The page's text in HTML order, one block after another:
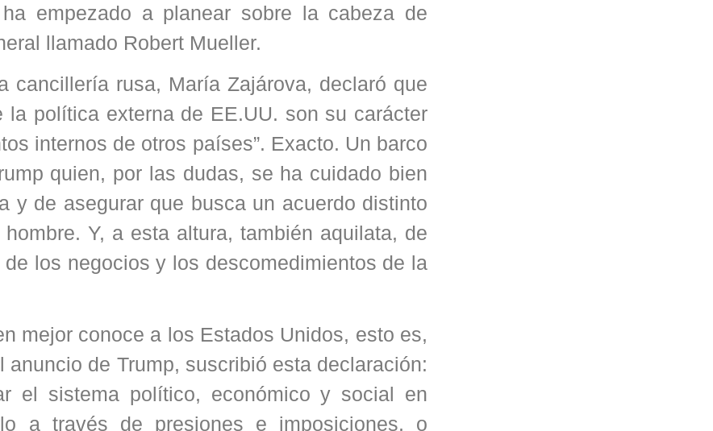
empezado a planear sobre la cabeza de
llamado Robert Mueller.
rusa, María Zajárova, declaró que
política externa de EE.UU. son su carácter
internos de otros países”. Exacto. Un barco
quien, por las dudas, se ha cuidado bien
y de asegurar que busca un acuerdo distinto
Y, a esta altura, también aquilata, de
los negocios y los descomedimientos de la
mejor conoce a los Estados Unidos, esto es,
de Trump, suscribió esta declaración:
el sistema político, económico y social en
a través de presiones e imposiciones, o